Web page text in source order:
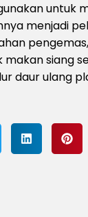
untuk
menjadi
siang
daur ulang